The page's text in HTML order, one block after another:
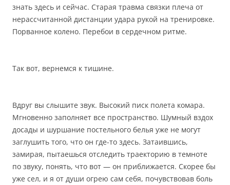
знать здесь и сейчас. Старая травма связки плеча от
нерассчитанной дистанции удара рукой на тренировке.
Порванное колено. Перебои в сердечном ритме.
Так вот, вернемся к тишине.
Вдруг вы слышите звук. Высокий писк полета комара.
Мгновенно заполняет все пространство. Шумный вздох
досады и шуршание постельного белья уже не могут
заглушить того, что он где-то здесь. Затаившись,
замирая, пытаешься отследить траекторию в темноте
по звуку, понять, что вот — он приближается. Скорее бы
уже сел, и я от души огрею сам себя, почувствовав боль